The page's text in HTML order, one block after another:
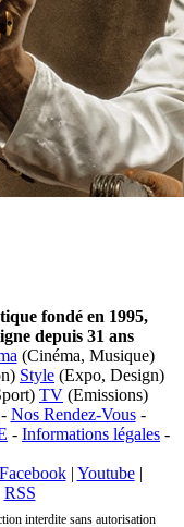
fondé en 1995,
depuis 31 ans
(Cinéma, Musique)
Style (Expo, Design)
TV (Emissions)
Nos Rendez-Vous-
- Informations légales -
Facebook| Youtube|
RSS
interdite sans autorisation